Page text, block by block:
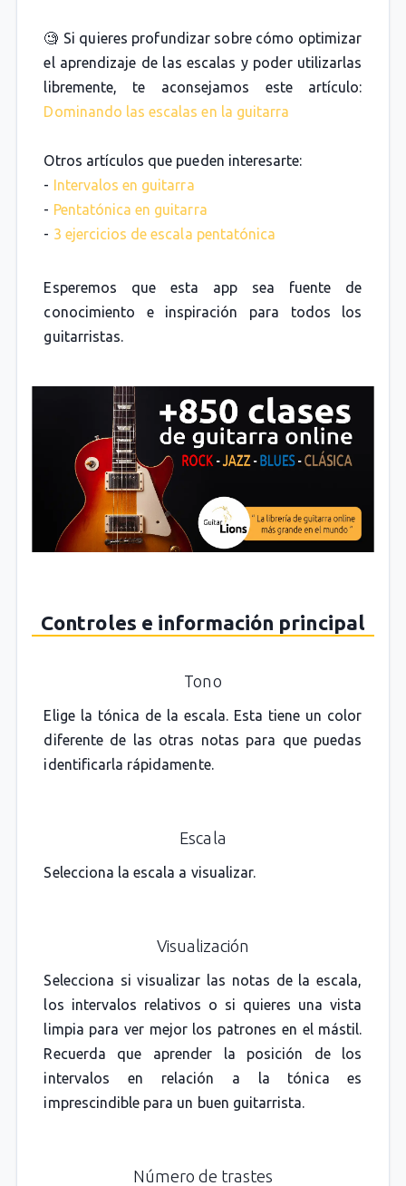
🧐 Si quieres profundizar sobre cómo optimizar
el aprendizaje de las escalas y poder utilizarlas
libremente, te aconsejamos este artículo:
Dominando las escalas en la guitarra
Otros artículos que pueden interesarte:
- Intervalos en guitarra
- Pentatónica en guitarra
- 3 ejercicios de escala pentatónica
Esperemos que esta app sea fuente de
conocimiento e inspiración para todos los
guitarristas.
Controles e información principal
Tono
Elige la tónica de la escala. Esta tiene un color
diferente de las otras notas para que puedas
identificarla rápidamente.
Escala
Selecciona la escala a visualizar.
Visualización
Selecciona si visualizar las notas de la escala,
los intervalos relativos o si quieres una vista
limpia para ver mejor los patrones en el mástil.
Recuerda que aprender la posición de los
intervalos en relación a la tónica es
imprescindible para un buen guitarrista.
Número de trastes